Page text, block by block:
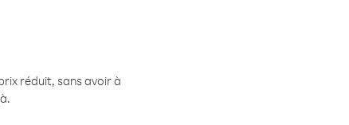
réduit, sans avoir à